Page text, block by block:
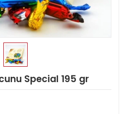
Special 195 gr